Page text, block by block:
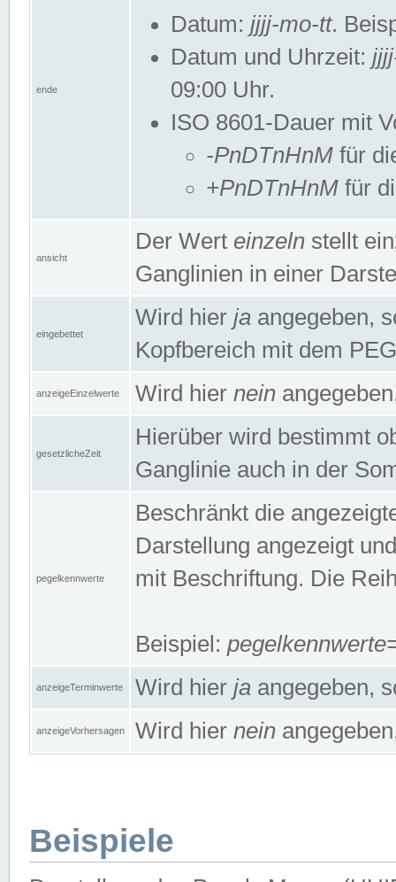
ende
Datum: jjjj-mo-tt.
Datum und Uhrzeit:
09:00 Uhr.
ISO 8601-Dauer mit
-PnDTnHnM für
+PnDTnHnM für
ansicht
Der Wert einzeln stellt
Ganglinien in einer
eingebettet
Wird hier ja angegeben,
Kopfbereich mit dem
anzeigeEinzelwerte Wird hier nein
gesetzlicheZeit
Hierüber wird bestimmt
Ganglinie auch in der
pegelkennwerte
Beschränkt die
Darstellung angezeigt
mit Beschriftung. Die
Beispiel:
anzeigeTerminwerte Wird hier ja angegeben,
anzeigeVorhersagen Wird hier nein
Beispiele